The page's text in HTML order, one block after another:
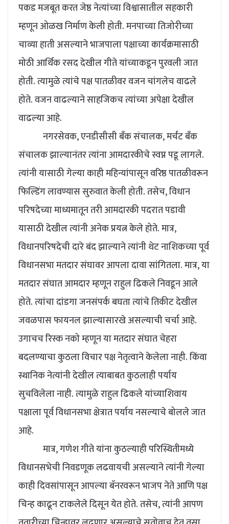
पकड मजबूत करत जेष्ठ नेत्यांच्या विश्वासातील सहकारी
म्हणून ओळख निर्माण केली होती. मनपाच्या तिजोरीच्या
चाव्या हाती असल्याने भाजपाला पक्षाच्या कार्यक्रमासाठी
मोठी आर्थिक रसद देखील गीते यांच्याकडून पुरवली जात
होती. त्यामुळे त्यांचे पक्ष पातळीवर वजन चांगलेच वाढले
होते. वजन वाढल्याने साहजिकच त्यांच्या अपेक्षा देखील
वाढल्या आहे.
नगरसेवक, एनडीसीसी बँक संचालक, मर्चंट बँक
संचालक झाल्यानंतर त्यांना आमदारकीचे स्वप्न पडू लागले.
त्यांनी यासाठी गेल्या काही महिन्यांपासून वरिष्ठ पातळीवरून
फिल्डिंग लावण्यास सुरुवात केली होती. तसेच, विधान
परिषदेच्या माध्यमातून तरी आमदारकी पदरात पडावी
यासाठी देखील त्यांनी अनेक प्रयत्न केले होते. मात्र,
विधानपरिषदेची दारे बंद झाल्याने त्यांनी थेट नाशिकच्या पूर्व
विधानसभा मतदार संघावर आपला दावा सांगितला. मात्र, या
मतदार संघात आमदार म्हणून राहुल ढिकले निवडून आले
होते. त्यांचा दांडगा जनसंपर्क बघता त्यांचे तिकीट देखील
जवळपास फायनल झाल्यासारखे असल्याची चर्चा आहे.
उगाचच रिस्क नको म्हणून या मतदार संघात चेहरा
बदलण्याचा कुठला विचार पक्ष नेतृत्वाने केलेला नाही. किंवा
स्थानिक नेत्यांनी देखील त्याबाबत कुठलाही पर्याय
सुचविलेला नाही. त्यामुळे राहुल ढिकले यांच्याशिवाय
पक्षाला पूर्व विधानसभा क्षेत्रात पर्याय नसल्याचे बोलले जात
आहे.
मात्र, गणेश गीते यांना कुठल्याही परिस्थितीमध्ये
विधानसभेची निवडणूक लढवायची असल्याने त्यांनी गेल्या
काही दिवसांपासून आपल्या बॅनरवरून भाजप नेते आणि पक्ष
चिन्ह काढून टाकलेले दिसून येत होते. तसेच, त्यांनी आपण